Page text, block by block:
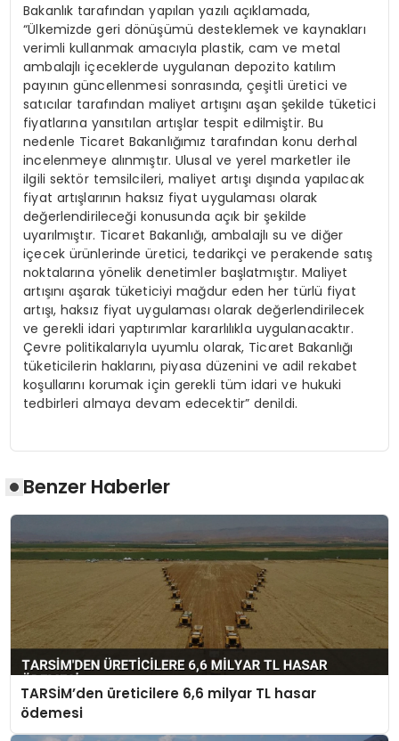
Bakanlık tarafından yapılan yazılı açıklamada,
“Ülkemizde geri dönüşümü desteklemek ve kaynakları
verimli kullanmak amacıyla plastik, cam ve metal
ambalajlı içeceklerde uygulanan depozito katılım
payının güncellenmesi sonrasında, çeşitli üretici ve
satıcılar tarafından maliyet artışını aşan şekilde tüketici
fiyatlarına yansıtılan artışlar tespit edilmiştir. Bu
nedenle Ticaret Bakanlığımız tarafından konu derhal
incelenmeye alınmıştır. Ulusal ve yerel marketler ile
ilgili sektör temsilcileri, maliyet artışı dışında yapılacak
fiyat artışlarının haksız fiyat uygulaması olarak
değerlendirileceği konusunda açık bir şekilde
uyarılmıştır. Ticaret Bakanlığı, ambalajlı su ve diğer
içecek ürünlerinde üretici, tedarikçi ve perakende satış
noktalarına yönelik denetimler başlatmıştır. Maliyet
artışını aşarak tüketiciyi mağdur eden her türlü fiyat
artışı, haksız fiyat uygulaması olarak değerlendirilecek
ve gerekli idari yaptırımlar kararlılıkla uygulanacaktır.
Çevre politikalarıyla uyumlu olarak, Ticaret Bakanlığı
tüketicilerin haklarını, piyasa düzenini ve adil rekabet
koşullarını korumak için gerekli tüm idari ve hukuki
tedbirleri almaya devam edecektir” denildi.
Benzer Haberler
TARSİM’den üreticilere 6,6 milyar TL hasar
ödemesi